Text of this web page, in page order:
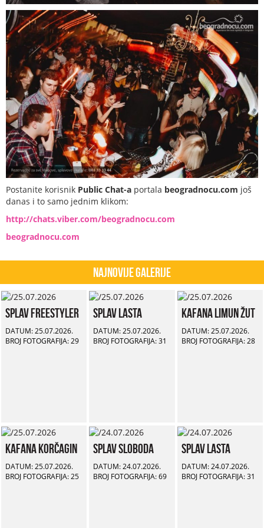
Postanite korisnik Public Chat-a portala beogradnocu.com još
danas i to samo jednim klikom:
http://chats.viber.com/beogradnocu.com
beogradnocu.com
Najnovije Galerije
Splav Freestyler
DATUM: 25.07.2026.
BROJ FOTOGRAFIJA: 29
Splav Lasta
DATUM: 25.07.2026.
BROJ FOTOGRAFIJA: 31
Kafana Limun Žut
DATUM: 25.07.2026.
BROJ FOTOGRAFIJA: 28
Kafana Korčagin
DATUM: 25.07.2026.
BROJ FOTOGRAFIJA: 25
Splav Sloboda
DATUM: 24.07.2026.
BROJ FOTOGRAFIJA: 69
Splav Lasta
DATUM: 24.07.2026.
BROJ FOTOGRAFIJA: 31